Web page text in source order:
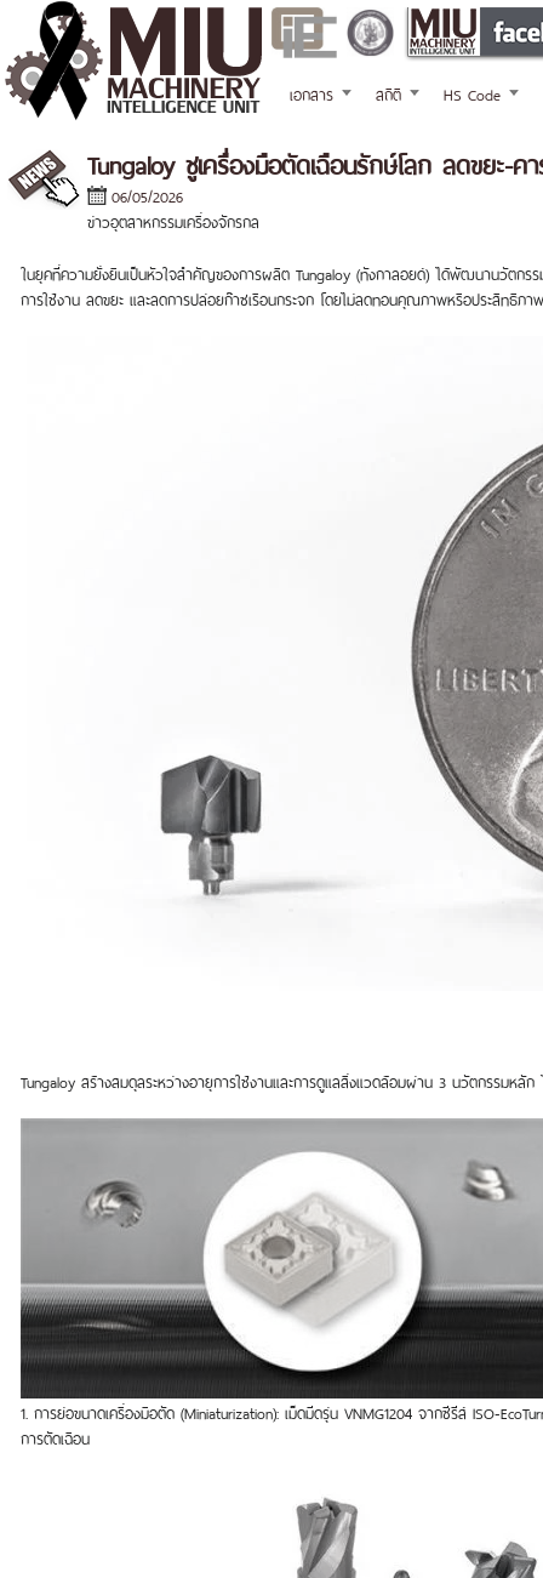
เอกสาร สถิติ HS Code
Tungaloy ชูเครื่องมือตัดเฉือนรักษ์โลก ลดขยะ-
06/05/2026
ข่าวอุตสาหกรรมเครื่องจักรกล
ในยุคที่ความยั่งยืนเป็นหัวใจสำคัญของการผลิต Tungaloy (ทังกาลอยด์) ได้พัฒนานวัตกร
การใช้งาน ลดขยะ และลดการปล่อยก๊าซเรือนกระจก โดยไม่ลดทอนคุณภาพหรือประสิทธิภ
Tungaloy สร้างสมดุลระหว่างอายุการใช้งานและการดูแลสิ่งแวดล้อมผ่าน 3 นวัตกรรมหลัก
1. การย่อขนาดเครื่องมือตัด (Miniaturization): เม็ดมีดรุ่น VNMG1204 จากซีรีส์ ISO-
การตัดเฉือน